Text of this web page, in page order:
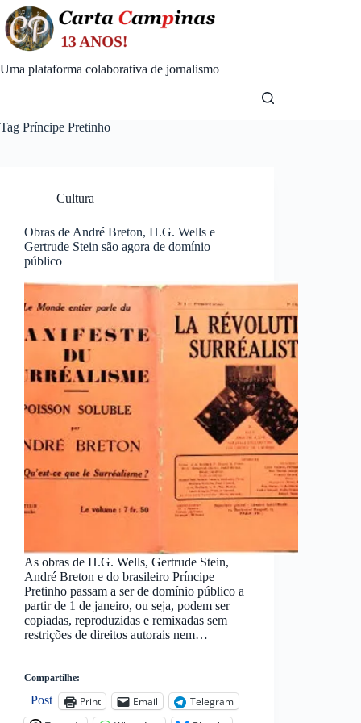
Skip
to
content
Uma plataforma colaborativa de jornalismo
Tag Príncipe Pretinho
Cultura
Obras de André Breton, H.G. Wells e
Gertrude Stein são agora de domínio
público
As obras de H.G. Wells, Gertrude Stein,
André Breton e do brasileiro Príncipe
Pretinho passam a ser de domínio público a
partir de 1 de janeiro, ou seja, podem ser
copiadas, reproduzidas e remixadas sem
restrições de direitos autorais nem…
Compartilhe:
Post Print Email
Telegram